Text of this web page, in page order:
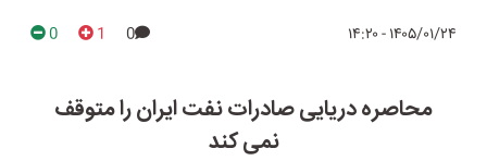
۱۴۰۵/۰۱/۲۴ - ۱۴:۲۰ 0
1
0
محاصره دریایی صادرات نفت ایران را متوقف
نمی کند